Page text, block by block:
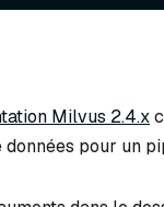
Milvus 2.4.x
pour un